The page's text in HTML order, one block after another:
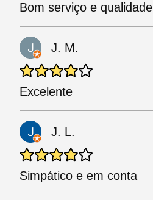
Bom serviço e qualidade
J. M.
Excelente
J. L.
Simpático e em conta